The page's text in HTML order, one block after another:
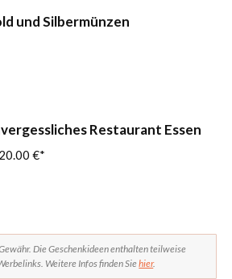
und Silbermünzen
Restaurant Essen
20.00 €
Die Geschenkideen enthalten teilweise
Weitere Infos finden Siehier.